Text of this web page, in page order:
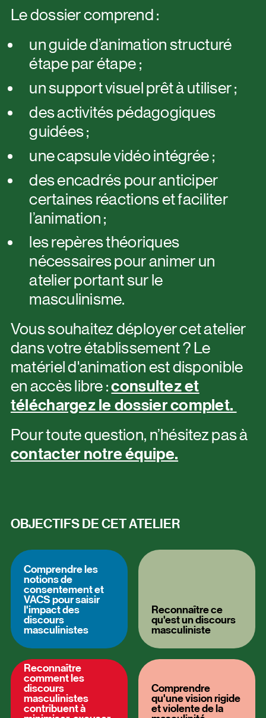
Le dossier comprend :
un guide d’animation structuré
étape par étape ;
un support visuel prêt à utiliser ;
des activités pédagogiques
guidées ;
une capsule vidéo intégrée ;
des encadrés pour anticiper
certaines réactions et faciliter
l’animation ;
les repères théoriques
nécessaires pour animer un
atelier portant sur le
masculinisme.
Vous souhaitez déployer cet atelier
dans votre établissement ? Le
matériel d'animation est disponible
en accès libre :consultez et
téléchargez le dossier complet.
Pour toute question, n’hésitez pas à
contacter notre équipe.
OBJECTIFS DE CET ATELIER
Comprendre les
notions de
consentement et
VACS pour saisir
l'impact des
discours
masculinistes
Reconnaître ce
qu'est un discours
masculiniste
Reconnaître
comment les
discours
masculinistes
contribuent à
Comprendre
qu'une vision rigide
et violente de la